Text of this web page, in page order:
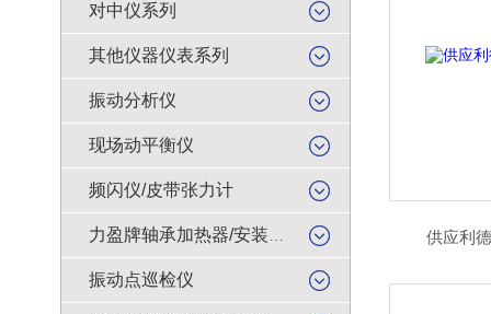
对中仪系列
其他仪器仪表系列
振动分析仪
现场动平衡仪
频闪仪/皮带张力计
振动点巡检仪
供应利